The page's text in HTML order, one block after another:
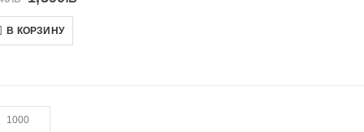
В КОРЗИНУ